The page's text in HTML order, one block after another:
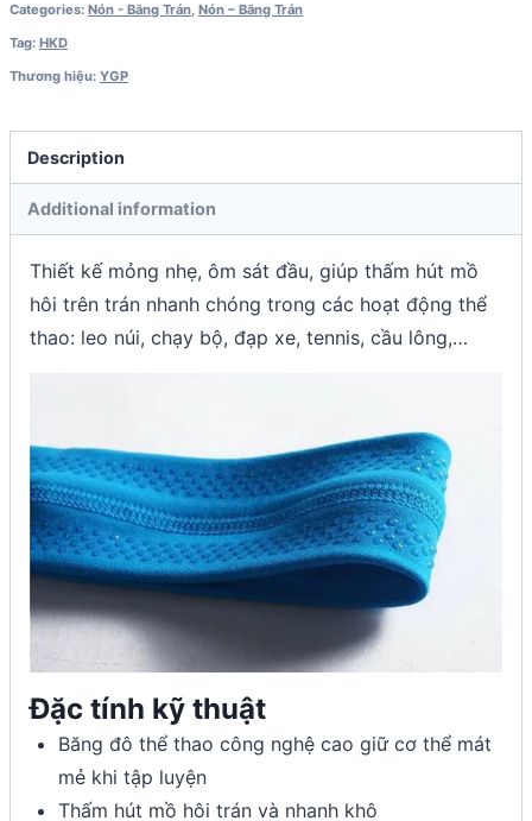
Categories: Nón - Băng Trán, Nón – Băng Trán
Tag: HKD
Thương hiệu: YGP
Description
Additional information
Thiết kế mỏng nhẹ, ôm sát đầu, giúp thấm hút mồ
hôi trên trán nhanh chóng trong các hoạt động thể
thao: leo núi, chạy bộ, đạp xe, tennis, cầu lông,…
Đặc tính kỹ thuật
Băng đô thể thao công nghệ cao giữ cơ thể mát
mẻ khi tập luyện
Thấm hút mồ hôi trán và nhanh khô